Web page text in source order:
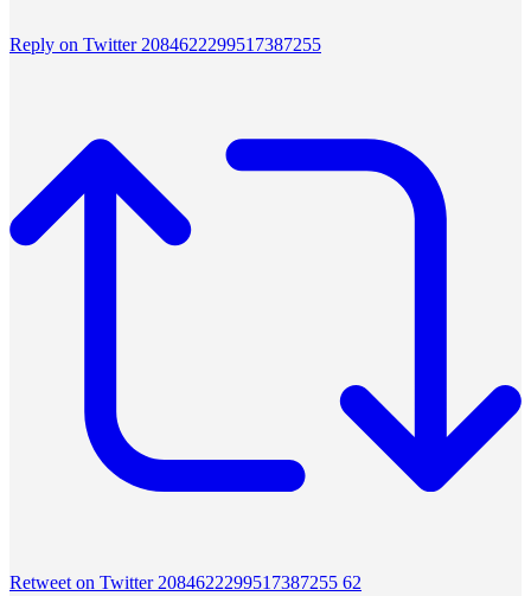
Reply on Twitter 2084622299517387255
Retweet on Twitter 2084622299517387255 62